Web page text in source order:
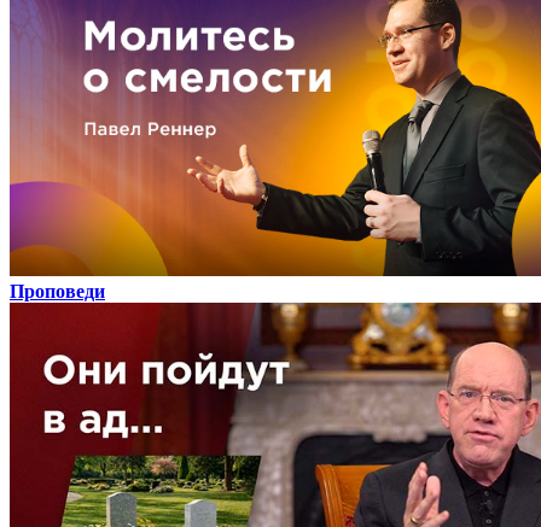
Проповеди